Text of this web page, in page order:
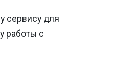
сервису для
работы с